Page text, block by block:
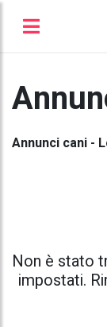
Annunci cani -
Non è stato
impostati.